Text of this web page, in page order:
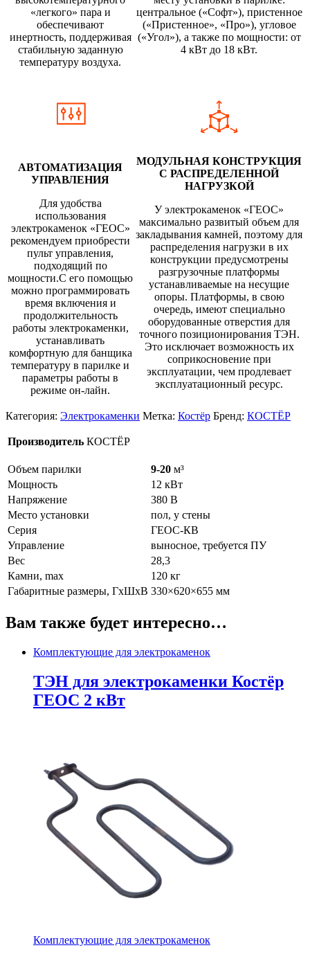
«легкого» пара и
обеспечивают
инертность, поддерживая
стабильную заданную
температуру воздуха.
центральное («Софт»), пристенное
(«Пристенное», «Про»), угловое
(«Угол»), а также по мощности: от
4 кВт до 18 кВт.
АВТОМАТИЗАЦИЯ
УПРАВЛЕНИЯ
Для удобства
использования
электрокаменок «ГЕОС»
рекомендуем приобрести
пульт управления,
подходящий по
мощности.С его помощью
можно программировать
время включения и
продолжительность
работы электрокаменки,
устанавливать
комфортную для банщика
температуру в парилке и
параметры работы в
режиме он-лайн.
МОДУЛЬНАЯ КОНСТРУКЦИЯ
С РАСПРЕДЕЛЕННОЙ
НАГРУЗКОЙ
У электрокаменок «ГЕОС»
максимально развитый объем для
закладывания камней, поэтому для
распределения нагрузки в их
конструкции предусмотрены
разгрузочные платформы
устанавливаемые на несущие
опоры. Платформы, в свою
очередь, имеют специально
оборудованные отверстия для
точного позиционирования ТЭН.
Это исключает возможность их
соприкосновение при
эксплуатации, чем продлевает
эксплуатационный ресурс.
Категория: Электрокаменки Метка: Костёр Бренд: КОСТЁР
Производитель КОСТЁР
Объем парилки 9-20 м³
Мощность
12 кВт
Напряжение
380 В
Место установки
пол, у стены
Серия
ГЕОС-КВ
Управление
выносное, требуется ПУ
Вес
28,3
Камни, max
120 кг
Габаритные размеры, ГхШхВ 330×620×655 мм
Вам также будет интересно…
Комплектующие для электрокаменок
ТЭН для электрокаменки Костёр
ГЕОС 2 кВт
Комплектующие для электрокаменок